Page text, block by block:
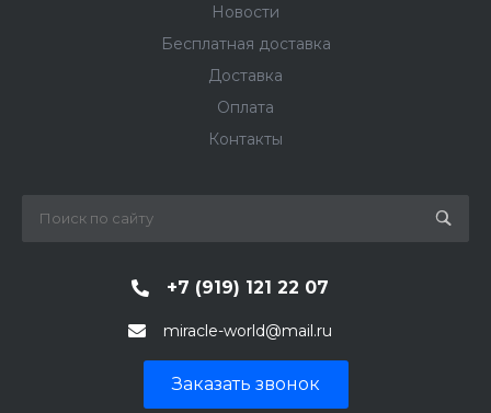
Новости
Бесплатная доставка
Доставка
Оплата
Контакты
+7 (919) 121 22 07
miracle-world@mail.ru
Заказать звонок